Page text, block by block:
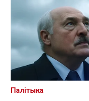
Палітыка